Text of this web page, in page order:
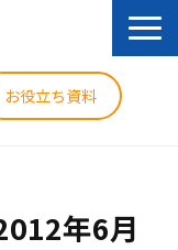
お役立ち資料
年6月